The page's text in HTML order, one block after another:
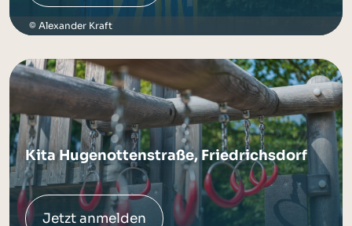
Alexander Kraft
Kita Hugenottenstraße, Friedrichsdorf
Jetzt anmelden